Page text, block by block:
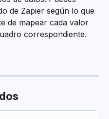
de Zapier según lo que
de mapear cada valor
correspondiente.